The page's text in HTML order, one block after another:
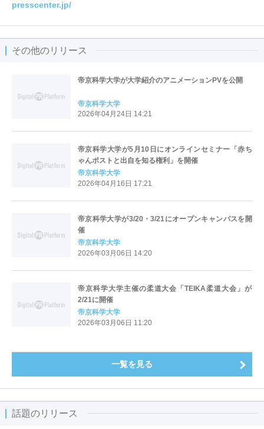
presscenter.jp/
その他のリリース
帝京科学大学が大学紹介のアニメーションPVを公開
帝京科学大学
2026年04月24日 14:21
帝京科学大学が5月10日にオンラインセミナー「赤ち
ゃんポストと出自を知る権利」を開催
帝京科学大学
2026年04月16日 17:21
帝京科学大学が3/20・3/21にオープンキャンパスを開
催
帝京科学大学
2026年03月06日 14:20
帝京科学大学主催の柔道大会「TEIKA柔道大会」が
2/21に開催
帝京科学大学
2026年03月06日 11:20
一覧を見る
話題のリリース